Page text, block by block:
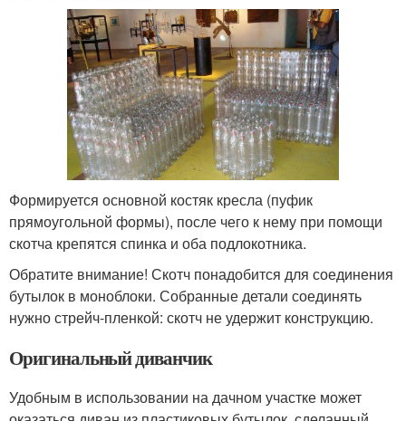
Формируется основной костяк кресла (пуфик
прямоугольной формы), после чего к нему при помощи
скотча крепятся спинка и оба подлокотника.
Обратите внимание! Скотч понадобится для соединения
бутылок в моноблоки. Собранные детали соединять
нужно стрейч-пленкой: скотч не удержит конструкцию.
Оригинальный диванчик
Удобным в использовании на дачном участке может